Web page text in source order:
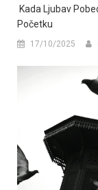
Kada Ljubav
Početku
17/10/2025